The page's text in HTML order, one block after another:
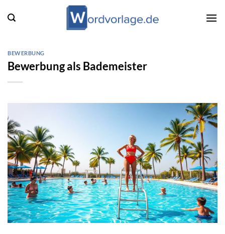
Inhalt
BEWERBUNG
Bewerbung als Bademeister